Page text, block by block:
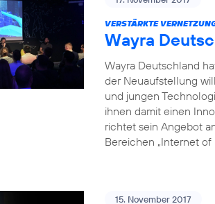
VERSTÄRKTE
Wayra
Wayra Deutschland
der Neuaufstellung
und jungen
ihnen damit einen
richtet sein Angebot
Bereichen „Internet of
15. November 2017